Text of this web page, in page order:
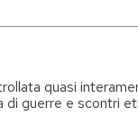
quasi
di guerre e scontri